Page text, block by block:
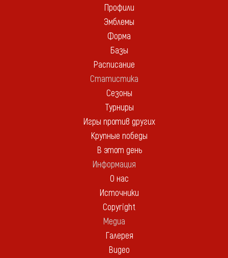
Профили
Эмблемы
Форма
Базы
Расписание
Статистика
Сезоны
Турниры
Игры против других
Крупные победы
В этот день
Информация
О нас
Источники
Copyright
Медиа
Галерея
Видео